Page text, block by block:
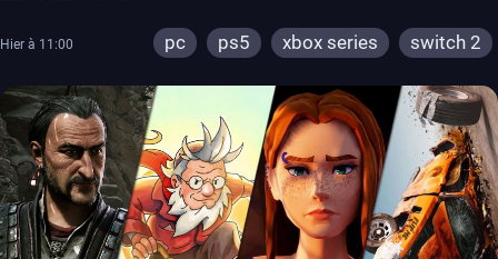
Hier à 11:00 pc ps5 xbox series switch 2